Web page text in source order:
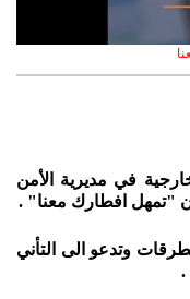
في مديرية الأمن
"تمهل افطارك معنا" .
وتدعو الى التأني
.